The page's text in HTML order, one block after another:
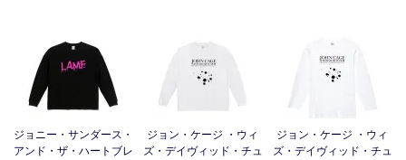
ジョニー・サンダース・
アンド・ザ・ハートブレ
ジョン・ケージ ・ウィ
ズ・デイヴィッド・チュ
ジョン・ケージ ・ウィ
ズ・デイヴィッド・チュ